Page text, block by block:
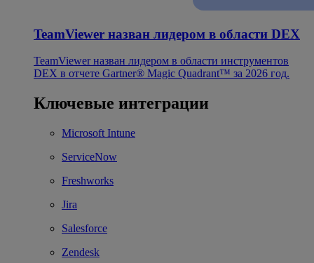
TeamViewer назван лидером в области DEX
TeamViewer назван лидером в области инструментов
DEX в отчете Gartner® Magic Quadrant™ за 2026 год.
Ключевые интеграции
Microsoft Intune
ServiceNow
Freshworks
Jira
Salesforce
Zendesk